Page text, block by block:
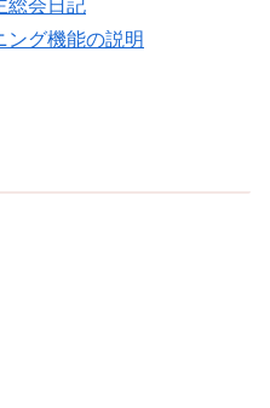
総会日記
ング機能の説明